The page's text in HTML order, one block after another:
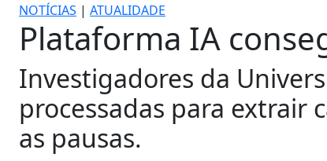
NOTÍCIAS | ATUALIDADE
Plataforma IA
Investigadores da
processadas para extrair
as pausas.